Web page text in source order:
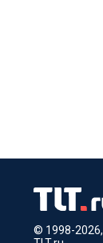
© 1998-2026,